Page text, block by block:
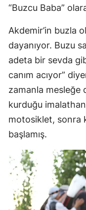
“Buzcu Baba”
Akdemir’in buzla
dayanıyor. Buzu
adeta bir sevda
canım acıyor”
zamanla mesleğe
kurduğu
motosiklet, sonra
başlamış.